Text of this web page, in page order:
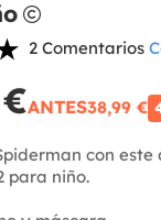
2 Comentarios
ANTES38,99 €
con
para niño.